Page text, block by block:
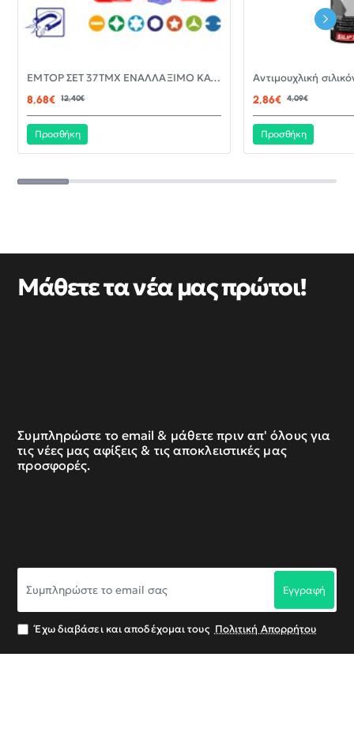
-30%EMTOP ΣΕΤ 37ΤΜΧ ΕΝΑΛΛΑΞΙΜΟ ΚΑΤΣΑΒΙΔΙ ΜΕ ΜΥΤΕΣ EBST03702
8,68€
12,40€
Προσθήκη
2,86€ 4,09€
Προσθήκη
Μάθετε τα νέα μας πρώτοι!
Συμπληρώστε το email & μάθετε πριν απ' όλους για
τις νέες μας αφίξεις & τις αποκλειστικές μας
προσφορές.
το
σας
Εγγραφή
Έχω διαβάσει και αποδέχομαι τους Πολιτική Απορρήτου